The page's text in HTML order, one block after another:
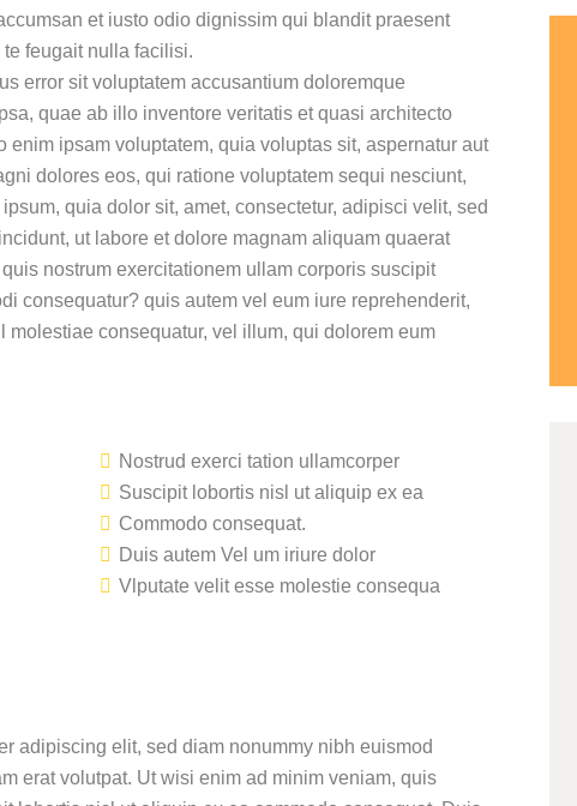
et iusto odio dignissim qui blandit praesent
feugait nulla facilisi.
error sit voluptatem accusantium doloremque
quae ab illo inventore veritatis et quasi architecto
enim ipsam voluptatem, quia voluptas sit, aspernatur aut
dolores eos, qui ratione voluptatem sequi nesciunt,
quia dolor sit, amet, consectetur, adipisci velit, sed
ut labore et dolore magnam aliquam quaerat
nostrum exercitationem ullam corporis suscipit
consequatur? quis autem vel eum iure reprehenderit,
consequatur, vel illum, qui dolorem eum
Nostrud exerci tation ullamcorper
Suscipit lobortis nisl ut aliquip ex ea
Commodo consequat.
Duis autem Vel um iriure dolor
Vlputate velit esse molestie consequa
adipiscing elit, sed diam nonummy nibh euismod
erat volutpat. Ut wisi enim ad minim veniam, quis